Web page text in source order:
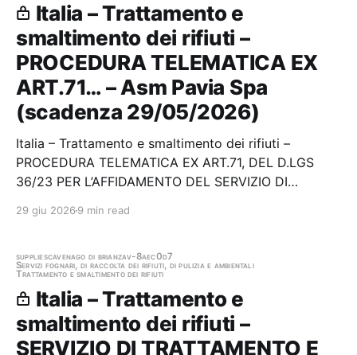
Italia – Trattamento e
smaltimento dei rifiuti –
PROCEDURA TELEMATICA EX
ART.71… – Asm Pavia Spa
(scadenza 29/05/2026)
Italia – Trattamento e smaltimento dei rifiuti –
PROCEDURA TELEMATICA EX ART.71, DEL D.LGS
36/23 PER L’AFFIDAMENTO DEL SERVIZIO DI
LAVORI DI MANUTENZIONE DELLE RETI DI
DA SCAVO) DALLE SEDI DI ASM PAVIA SPA – ANNI…
29 giu 2026 9 min read
suppliescavenago di brianzav-8aec0d7
Servizi fognari, di raccolta dei rifiuti, di pulizia e ambientali
Trattamento e smaltimento dei rifiuti
Italia – Trattamento e
smaltimento dei rifiuti –
SERVIZIO DI TRATTAMENTO E